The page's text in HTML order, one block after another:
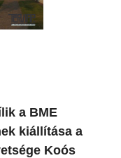
a BME
kiállítása a
Koós